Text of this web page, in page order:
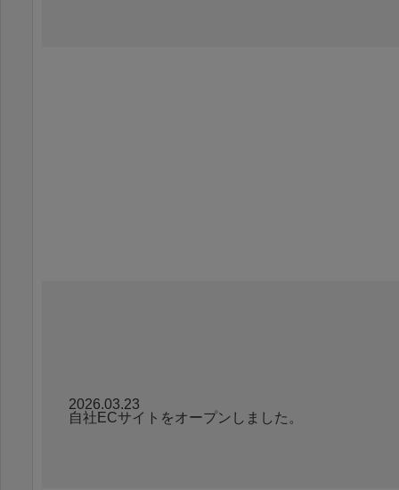
2026.03.23
自社ECサイトをオープンしました。